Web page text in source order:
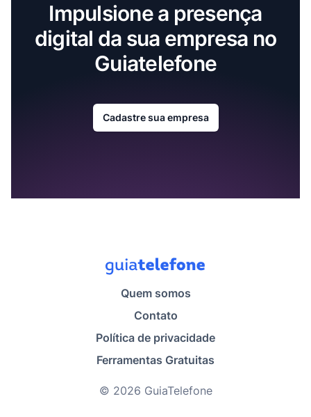
Impulsione a presença
digital da sua empresa no
Guiatelefone
Cadastre sua empresa
Quem somos
Contato
Política de privacidade
Ferramentas Gratuitas
© 2026 GuiaTelefone